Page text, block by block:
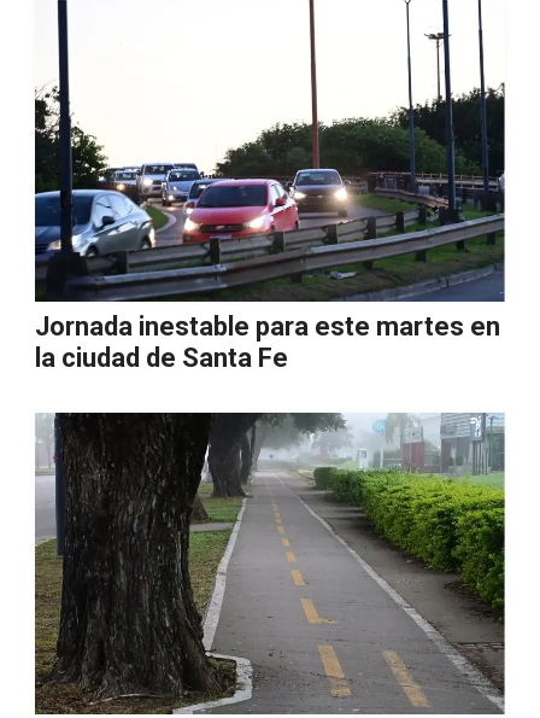
Jornada inestable para este martes en
la ciudad de Santa Fe